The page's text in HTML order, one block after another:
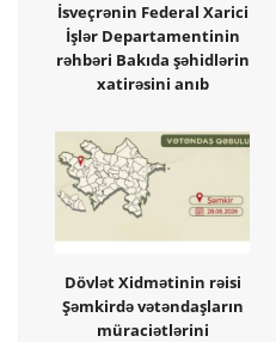
İsveçrənin Federal Xarici
İşlər Departamentinin
rəhbəri Bakıda şəhidlərin
xatirəsini anıb
Dövlət Xidmətinin rəisi
Şəmkirdə vətəndaşların
müraciətlərini